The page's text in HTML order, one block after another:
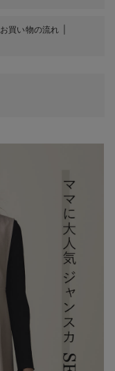
お買い物の流れ